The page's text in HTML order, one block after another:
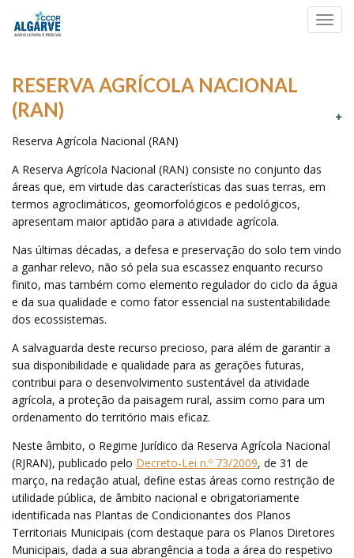
RESERVA AGRÍCOLA NACIONAL
(RAN)
Reserva Agrícola Nacional (RAN)
A Reserva Agrícola Nacional (RAN) consiste no conjunto das
áreas que, em virtude das características das suas terras, em
termos agroclimáticos, geomorfológicos e pedológicos,
apresentam maior aptidão para a atividade agrícola.
Nas últimas décadas, a defesa e preservação do solo tem vindo
a ganhar relevo, não só pela sua escassez enquanto recurso
finito, mas também como elemento regulador do ciclo da água
e da sua qualidade e como fator essencial na sustentabilidade
dos ecossistemas.
A salvaguarda deste recurso precioso, para além de garantir a
sua disponibilidade e qualidade para as gerações futuras,
contribui para o desenvolvimento sustentável da atividade
agrícola, a proteção da paisagem rural, assim como para um
ordenamento do território mais eficaz.
Neste âmbito, o Regime Jurídico da Reserva Agrícola Nacional
(RJRAN), publicado pelo Decreto-Lei n.º 73/2009, de 31 de
março, na redação atual, define estas áreas como restrição de
utilidade pública, de âmbito nacional e obrigatoriamente
identificada nas Plantas de Condicionantes dos Planos
Territoriais Municipais (com destaque para os Planos Diretores
Municipais, dada a sua abrangência a toda a área do respetivo